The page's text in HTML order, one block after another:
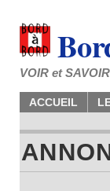
VOIR et
ACCUEIL